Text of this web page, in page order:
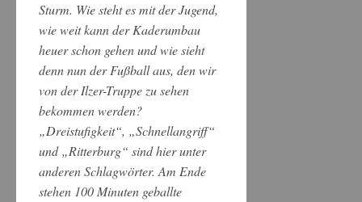
Sturm. Wie steht es mit der Jugend,
wie weit kann der Kaderumbau
heuer schon gehen und wie sieht
denn nun der Fußball aus, den wir
von der Ilzer-Truppe zu sehen
bekommen werden?
„Dreistufigkeit“, „Schnellangriff“
und „Ritterburg“ sind hier unter
anderen Schlagwörter. Am Ende
stehen 100 Minuten geballte